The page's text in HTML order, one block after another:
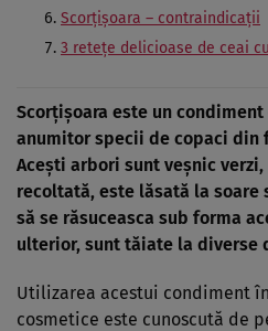
Scorţişoara – contraindicaţii
3 reteţe delicioase de ceai
Scorţişoara este un
anumitor specii de copaci din
Aceşti arbori sunt veşnic
recoltată, este lăsată la soare
să se răsuceasca sub forma
ulterior, sunt tăiate la diverse
Utilizarea acestui condiment
cosmetice este cunoscută de